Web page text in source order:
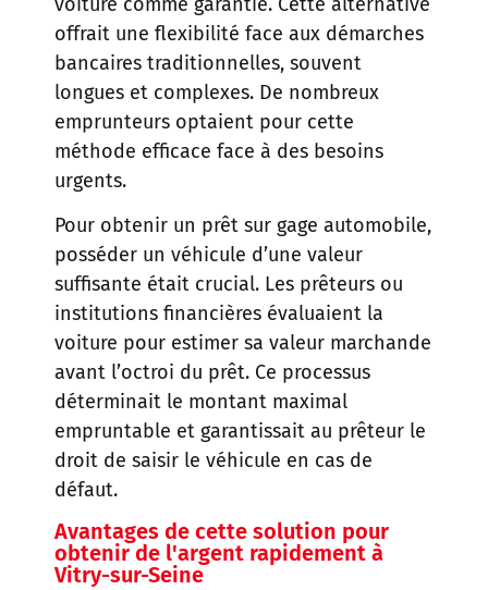
offrait une flexibilité face aux démarches
bancaires traditionnelles, souvent
longues et complexes. De nombreux
emprunteurs optaient pour cette
méthode efficace face à des besoins
urgents.
Pour obtenir un prêt sur gage automobile,
posséder un véhicule d’une valeur
suffisante était crucial. Les prêteurs ou
institutions financières évaluaient la
voiture pour estimer sa valeur marchande
avant l’octroi du prêt. Ce processus
déterminait le montant maximal
empruntable et garantissait au prêteur le
droit de saisir le véhicule en cas de
défaut.
Avantages de cette solution pour
obtenir de l'argent rapidement à
Vitry-sur-Seine